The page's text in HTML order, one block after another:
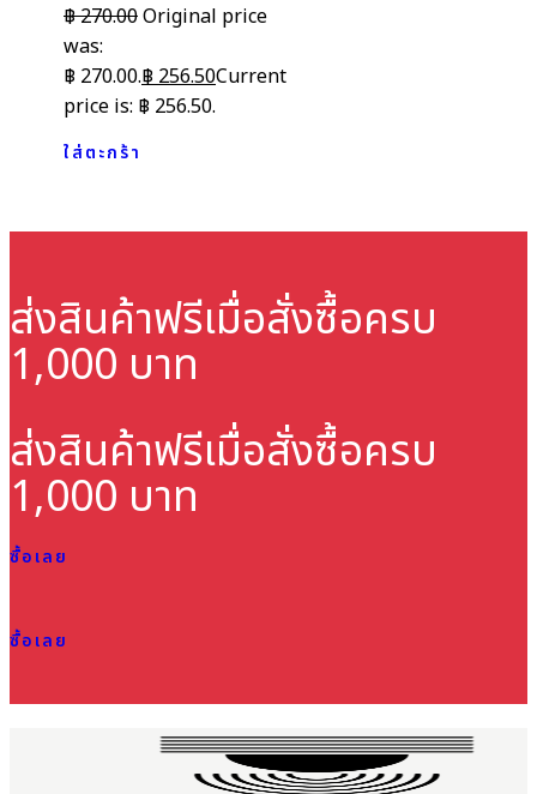
฿270.00Original price
was:
฿ 270.00.฿256.50Current
price is: ฿ 256.50.
ใส่ตะกร้า
ส่งสินค้าฟรีเมื่อสั่งซื้อครบ
1,000 บาท
ส่งสินค้าฟรีเมื่อสั่งซื้อครบ
1,000 บาท
ซื้อเลย
ซื้อเลย